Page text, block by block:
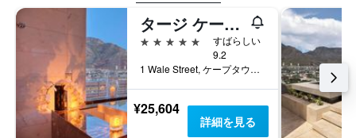
タージ ケープ タウン
5つ星
すばらしい
9.2
1 Wale Street, ケープタウン, 西ケープ州, 南アフリカ
¥25,604
詳細を見る